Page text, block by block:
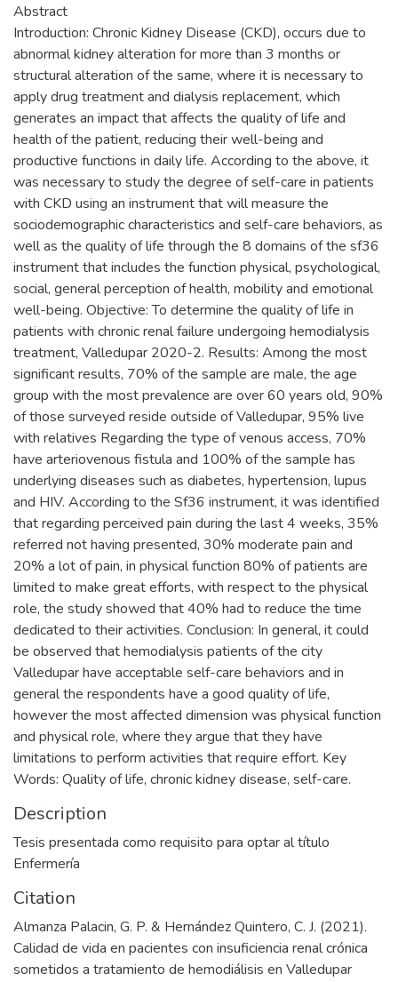
Abstract
Introduction: Chronic Kidney Disease (CKD), occurs due to
abnormal kidney alteration for more than 3 months or
structural alteration of the same, where it is necessary to
apply drug treatment and dialysis replacement, which
generates an impact that affects the quality of life and
health of the patient, reducing their well-being and
productive functions in daily life. According to the above, it
was necessary to study the degree of self-care in patients
with CKD using an instrument that will measure the
sociodemographic characteristics and self-care behaviors, as
well as the quality of life through the 8 domains of the sf36
instrument that includes the function physical, psychological,
social, general perception of health, mobility and emotional
well-being. Objective: To determine the quality of life in
patients with chronic renal failure undergoing hemodialysis
treatment, Valledupar 2020-2. Results: Among the most
significant results, 70% of the sample are male, the age
group with the most prevalence are over 60 years old, 90%
of those surveyed reside outside of Valledupar, 95% live
with relatives Regarding the type of venous access, 70%
have arteriovenous fistula and 100% of the sample has
underlying diseases such as diabetes, hypertension, lupus
and HIV. According to the Sf36 instrument, it was identified
that regarding perceived pain during the last 4 weeks, 35%
referred not having presented, 30% moderate pain and
20% a lot of pain, in physical function 80% of patients are
limited to make great efforts, with respect to the physical
role, the study showed that 40% had to reduce the time
dedicated to their activities. Conclusion: In general, it could
be observed that hemodialysis patients of the city
Valledupar have acceptable self-care behaviors and in
general the respondents have a good quality of life,
however the most affected dimension was physical function
and physical role, where they argue that they have
limitations to perform activities that require effort. Key
Words: Quality of life, chronic kidney disease, self-care.
Description
Tesis presentada como requisito para optar al título
Enfermería
Citation
Almanza Palacin, G. P. & Hernández Quintero, C. J. (2021).
Calidad de vida en pacientes con insuficiencia renal crónica
sometidos a tratamiento de hemodiálisis en Valledupar